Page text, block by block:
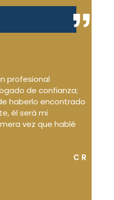
profesional
de confianza;
haberlo encontrado
él será mi
vez que hablé
C R